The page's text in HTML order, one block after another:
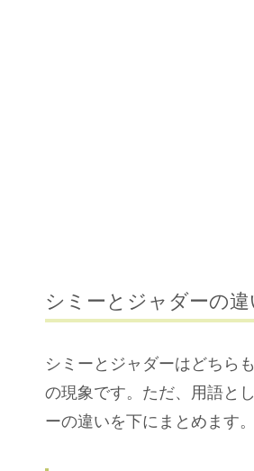
シミーとジャダーの違
シミーとジャダーはどちら
の現象です。ただ、用語と
ーの違いを下にまとめます。